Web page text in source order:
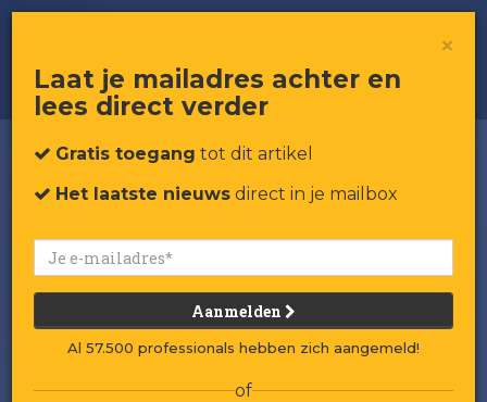
×
Laat je mailadres achter en
lees direct verder
Gratis toegang tot dit artikel
Het laatste nieuws direct in je mailbox
Aanmelden
Al 57.500 professionals hebben zich aangemeld!
of